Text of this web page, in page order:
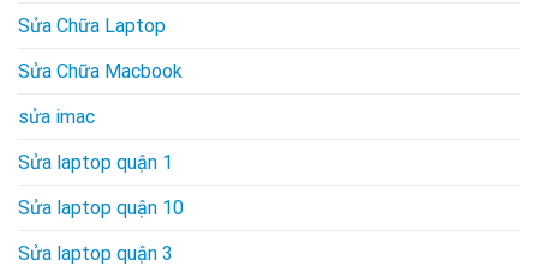
Sửa Chữa Laptop
Sửa Chữa Macbook
sửa imac
Sửa laptop quận 1
Sửa laptop quận 10
Sửa laptop quận 3